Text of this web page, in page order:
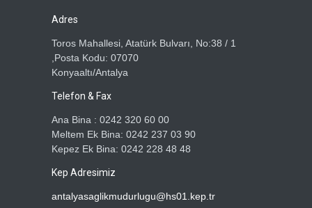
Adres
Toros Mahallesi, Atatürk Bulvarı, No:38 / 1
,Posta Kodu: 07070
Konyaaltı/Antalya
Telefon & Fax
Ana Bina : 0242 320 60 00
Meltem Ek Bina: 0242 237 03 90
Kepez Ek Bina: 0242 228 48 48
Kep Adresimiz
antalyasaglikmudurlugu@hs01.kep.tr